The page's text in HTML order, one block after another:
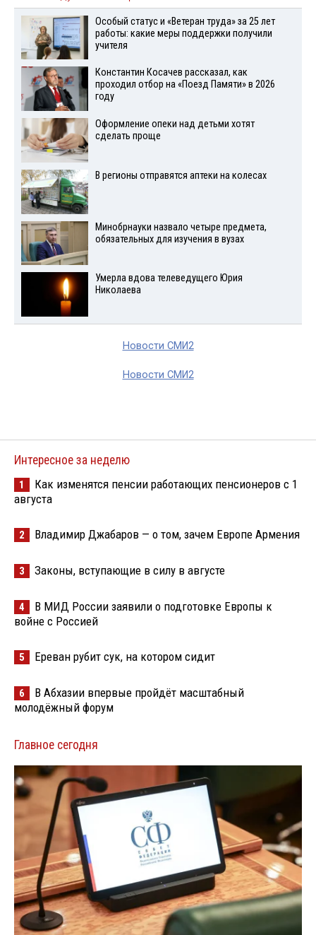
Особый статус и «Ветеран труда» за 25 лет
работы: какие меры поддержки получили
учителя
Константин Косачев рассказал, как
проходил отбор на «Поезд Памяти» в 2026
году
Оформление опеки над детьми хотят
сделать проще
В регионы отправятся аптеки на колесах
Минобрнауки назвало четыре предмета,
обязательных для изучения в вузах
Умерла вдова телеведущего Юрия
Николаева
Новости СМИ2
Новости СМИ2
Интересное за неделю
1
Как изменятся пенсии работающих пенсионеров с 1
августа
2 Владимир Джабаров — о том, зачем Европе Армения
3 Законы, вступающие в силу в августе
4
В МИД России заявили о подготовке Европы к
войне с Россией
5 Ереван рубит сук, на котором сидит
6
В Абхазии впервые пройдёт масштабный
молодёжный форум
Главное сегодня